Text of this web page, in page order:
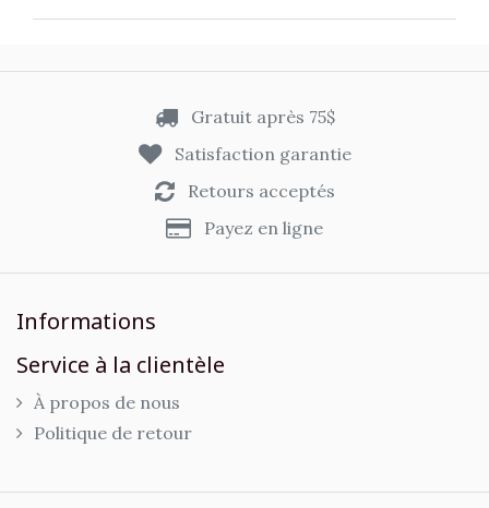
Gratuit après 75$
Satisfaction garantie
Retours acceptés
Payez en ligne
Informations
Service à la clientèle
À propos de nous
Politique de retour